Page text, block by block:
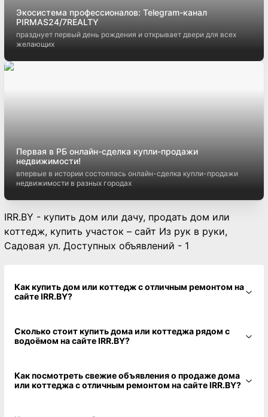
Экосистема профессионалов: Telegram-канал
PIRMAS24/7REALTY
празднует первый день рождения и открывает двери для всех
желающих
Первая в РБ онлайн-сделка купли-продажи
недвижимости!
впервые в истории состоялась онлайн-сделка купли-продажи
недвижимости в разных городах
IRR.BY - купить дом или дачу, продать дом или
коттедж, купить участок – сайт Из рук в руки,
Садовая ул. Доступных объявлений - 1
Как купить дом или коттедж с отличным ремонтом на
сайте IRR.BY?
Сколько стоит купить дома или коттеджа рядом с
водоёмом на сайте IRR.BY?
Как посмотреть свежие объявления о продаже дома
или коттеджа с отличным ремонтом на сайте IRR.BY?